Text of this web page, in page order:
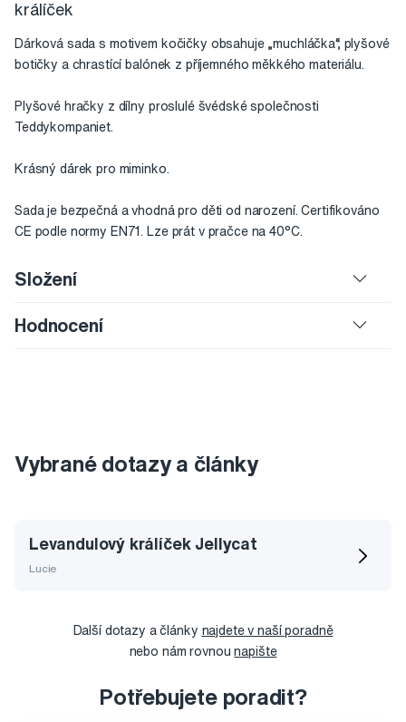
králíček
Dárková sada s motivem kočičky obsahuje „muchláčka“, plyšové
botičky a chrastící balónek z příjemného měkkého materiálu.
Plyšové hračky z dílny proslulé švédské společnosti
Teddykompaniet.
Krásný dárek pro miminko.
Sada je bezpečná a vhodná pro děti od narození. Certifikováno
CE podle normy EN71. Lze prát v pračce na 40°C.
Složení
Hodnocení
Vybrané dotazy a články
Levandulový králíček Jellycat
Lucie
Další dotazy a články najdete v naší poradně
nebo nám rovnounapište
Potřebujete poradit?